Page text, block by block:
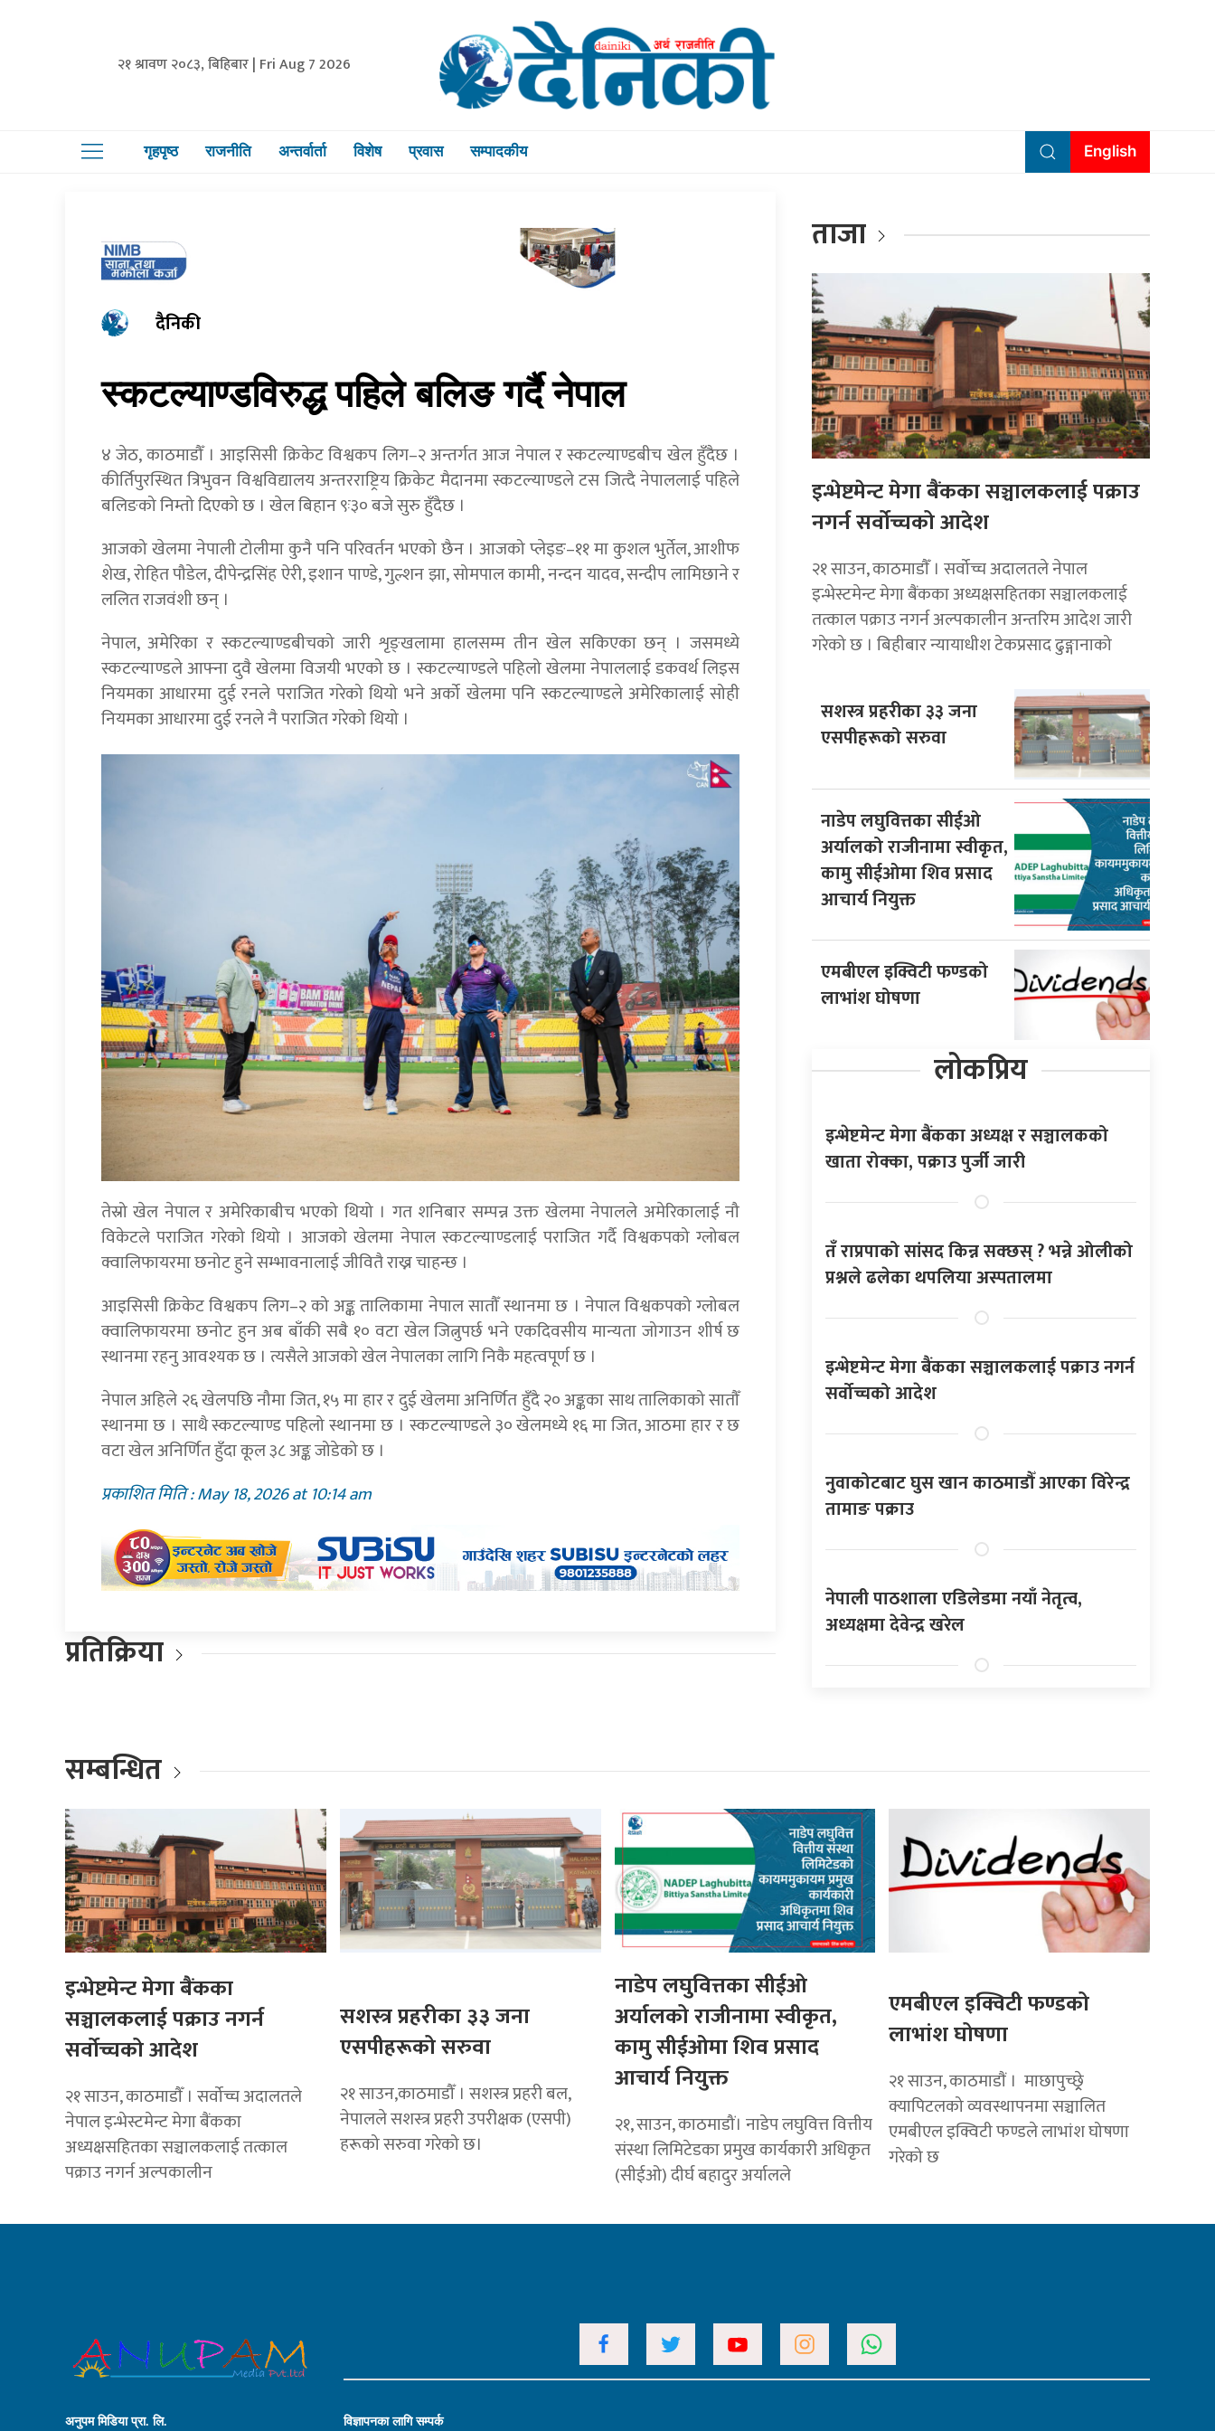
२१ श्रावण २०८३, बिहिबार | Fri Aug 7 2026
गृहपृष्ठ राजनीति अन्तर्वार्ता विशेष प्रवास सम्पादकीय English
दैनिकी
स्कटल्याण्डविरुद्ध पहिले बलिङ गर्दै नेपाल
४ जेठ, काठमाडौँ । आइसिसी क्रिकेट विश्वकप लिग–२ अन्तर्गत आज नेपाल र स्कटल्याण्डबीच खेल हुँदैछ ।
कीर्तिपुरस्थित त्रिभुवन विश्वविद्यालय अन्तरराष्ट्रिय क्रिकेट मैदानमा स्कटल्याण्डले टस जित्दै नेपाललाई पहिले
बलिङको निम्तो दिएको छ । खेल बिहान ९ः३० बजे सुरु हुँदैछ ।
आजको खेलमा नेपाली टोलीमा कुनै पनि परिवर्तन भएको छैन । आजको प्लेइङ–११ मा कुशल भुर्तेल, आशीफ
शेख, रोहित पौडेल, दीपेन्द्रसिंह ऐरी, इशान पाण्डे, गुल्शन झा, सोमपाल कामी, नन्दन यादव, सन्दीप लामिछाने र
ललित राजवंशी छन् ।
नेपाल, अमेरिका र स्कटल्याण्डबीचको जारी शृङ्खलामा हालसम्म तीन खेल सकिएका छन् । जसमध्ये
स्कटल्याण्डले आफ्ना दुवै खेलमा विजयी भएको छ । स्कटल्याण्डले पहिलो खेलमा नेपाललाई डकवर्थ लिइस
नियमका आधारमा दुई रनले पराजित गरेको थियो भने अर्को खेलमा पनि स्कटल्याण्डले अमेरिकालाई सोही
नियमका आधारमा दुई रनले नै पराजित गरेको थियो ।
तेस्रो खेल नेपाल र अमेरिकाबीच भएको थियो । गत शनिबार सम्पन्न उक्त खेलमा नेपालले अमेरिकालाई नौ
विकेटले पराजित गरेको थियो । आजको खेलमा नेपाल स्कटल्याण्डलाई पराजित गर्दै विश्वकपको ग्लोबल
क्वालिफायरमा छनोट हुने सम्भावनालाई जीवितै राख्न चाहन्छ ।
आइसिसी क्रिकेट विश्वकप लिग–२ को अङ्क तालिकामा नेपाल सातौँ स्थानमा छ । नेपाल विश्वकपको ग्लोबल
क्वालिफायरमा छनोट हुन अब बाँकी सबै १० वटा खेल जित्नुपर्छ भने एकदिवसीय मान्यता जोगाउन शीर्ष छ
स्थानमा रहनु आवश्यक छ । त्यसैले आजको खेल नेपालका लागि निकै महत्वपूर्ण छ ।
नेपाल अहिले २६ खेलपछि नौमा जित, १५ मा हार र दुई खेलमा अनिर्णित हुँदै २० अङ्कका साथ तालिकाको सातौँ
स्थानमा छ । साथै स्कटल्याण्ड पहिलो स्थानमा छ । स्कटल्याण्डले ३० खेलमध्ये १६ मा जित, आठमा हार र छ
वटा खेल अनिर्णित हुँदा कूल ३८ अङ्क जोडेको छ ।
प्रकाशित मिति : May 18, 2026 at 10:14 am
प्रतिक्रिया
ताजा
इन्भेष्टमेन्ट मेगा बैंकका सञ्चालकलाई पक्राउ
नगर्न सर्वोच्चको आदेश
२१ साउन, काठमाडाैँ । सर्वोच्च अदालतले नेपाल
इन्भेस्टमेन्ट मेगा बैंकका अध्यक्षसहितका सञ्चालकलाई
तत्काल पक्राउ नगर्न अल्पकालीन अन्तरिम आदेश जारी
गरेको छ । बिहीबार न्यायाधीश टेकप्रसाद ढुङ्गानाको
सशस्त्र प्रहरीका ३३ जना
एसपीहरूको सरुवा
नाडेप लघुवित्तका सीईओ
अर्यालको राजीनामा स्वीकृत,
कामु सीईओमा शिव प्रसाद
आचार्य नियुक्त
एमबीएल इक्विटी फण्डको
लाभांश घोषणा
लोकप्रिय
इन्भेष्टमेन्ट मेगा बैंकका अध्यक्ष र सञ्चालकको
खाता रोक्का, पक्राउ पुर्जी जारी
तँ राप्रपाको सांसद किन्न सक्छस् ? भन्ने ओलीको
प्रश्नले ढलेका थपलिया अस्पतालमा
इन्भेष्टमेन्ट मेगा बैंकका सञ्चालकलाई पक्राउ नगर्न
सर्वोच्चको आदेश
नुवाकोटबाट घुस खान काठमाडौँ आएका विरेन्द्र
तामाङ पक्राउ
नेपाली पाठशाला एडिलेडमा नयाँ नेतृत्व,
अध्यक्षमा देवेन्द्र खरेल
सम्बन्धित
इन्भेष्टमेन्ट मेगा बैंकका
सञ्चालकलाई पक्राउ नगर्न
सर्वोच्चको आदेश
२१ साउन, काठमाडाैँ । सर्वोच्च अदालतले
नेपाल इन्भेस्टमेन्ट मेगा बैंकका
अध्यक्षसहितका सञ्चालकलाई तत्काल
पक्राउ नगर्न अल्पकालीन
सशस्त्र प्रहरीका ३३ जना
एसपीहरूको सरुवा
२१ साउन,काठमाडौँ । सशस्त्र प्रहरी बल,
नेपालले सशस्त्र प्रहरी उपरीक्षक (एसपी)
हरूको सरुवा गरेको छ।
नाडेप लघुवित्तका सीईओ
अर्यालको राजीनामा स्वीकृत,
कामु सीईओमा शिव प्रसाद
आचार्य नियुक्त
२१, साउन, काठमाडौं। नाडेप लघुवित्त वित्तीय
संस्था लिमिटेडका प्रमुख कार्यकारी अधिकृत
(सीईओ) दीर्घ बहादुर अर्यालले
एमबीएल इक्विटी फण्डको
लाभांश घोषणा
२१ साउन, काठमाडाैं । माछापुच्छ्र्रे
क्यापिटलको व्यवस्थापनमा सञ्चालित
एमबीएल इक्विटी फण्डले लाभांश घोषणा
गरेको छ
अनुपम मिडिया प्रा. लि. विज्ञापनका लागि सम्पर्क